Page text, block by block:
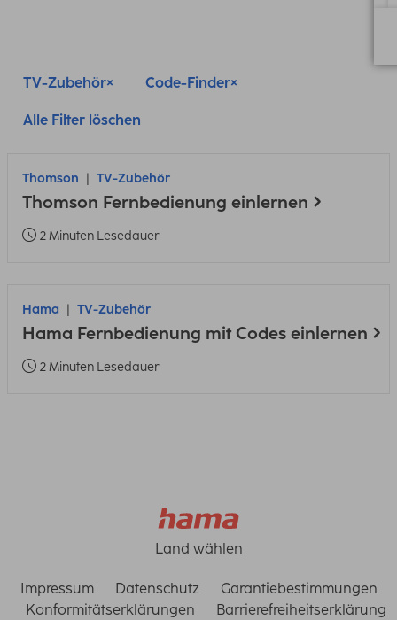
TV-Zubehör Code-Finder
Alle Filter löschen
Thomson TV-Zubehör
Thomson Fernbedienung einlernen
2 Minuten Lesedauer
Hama TV-Zubehör
Hama Fernbedienung mit Codes einlernen
2 Minuten Lesedauer
Land wählen
Impressum Datenschutz
Garantiebestimmungen
Konformitätserklärungen
Barrierefreiheitserklärung